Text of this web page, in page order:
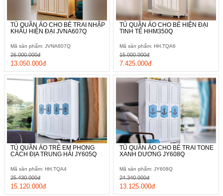
TỦ QUẦN ÁO CHO BÉ TRAI NHẬP
KHẨU HIỆN ĐẠI JVNA607Q
Mã sản phẩm: JVNA607Q
13.050.000đ
26.000.000đ
TỦ QUẦN ÁO CHO BÉ HIỆN ĐẠI
TINH TẾ HHM350Q
Mã sản phẩm: HH.TQA6
7.425.000đ
15.000.000đ
TỦ QUẦN ÁO TRẺ EM PHONG
CÁCH ĐỊA TRUNG HẢI JY605Q
Mã sản phẩm: HH.TQA4
15.120.000đ
25.430.000đ
TỦ QUẦN ÁO CHO BÉ TRAI TONE
XANH DƯƠNG JY608Q
Mã sản phẩm: JY608Q
13.125.000đ
24.340.000đ